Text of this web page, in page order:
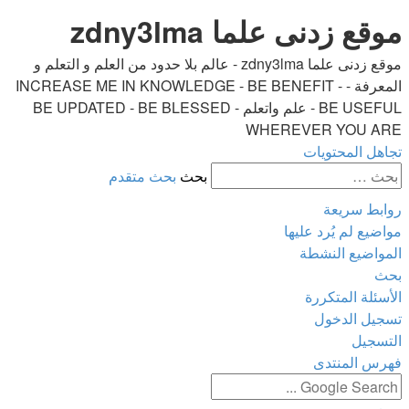
موقع زدنى علما zdny3lma
موقع زدنى علما zdny3lma - عالم بلا حدود من العلم و التعلم و
المعرفة - INCREASE ME IN KNOWLEDGE - BE BENEFIT -
BE USEFUL - علم واتعلم - BE UPDATED - BE BLESSED
WHEREVER YOU ARE
تجاهل المحتويات
بحث بحث متقدم
روابط سريعة
مواضيع لم يُرد عليها
المواضيع النشطة
بحث
الأسئلة المتكررة
تسجيل الدخول
التسجيل
فهرس المنتدى